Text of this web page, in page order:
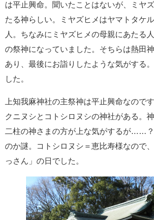
は平止興命。聞いたことはないが、ミヤ
たる神らしい。ミヤズヒメはヤマトタケ
人。ちなみにミヤズヒメの母親にあたる
の祭神になっていました。そちらは熱田
あり、最後にお詣りしたような気がする
した。
上知我麻神社の主祭神は平止興命なので
クニヌシとコトシロヌシの神社がある。
二柱の神さまの方が上な気がするが……
のか謎。コトシロヌシ＝恵比寿様なので
っさん」の日でした。